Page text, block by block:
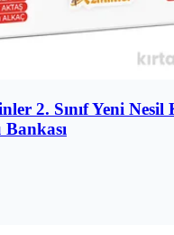
2. Sınıf Yeni Nesil